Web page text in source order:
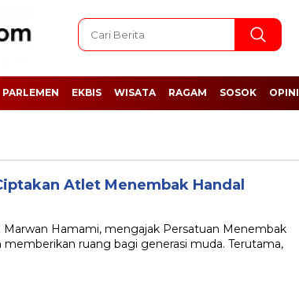
PARLEMEN EKBIS WISATA RAGAM SOSOK OPINI
Atlet Menembak Handal
Marwan Hamami, mengajak Persatuan Menembak
ruang bagi generasi muda. Terutama,